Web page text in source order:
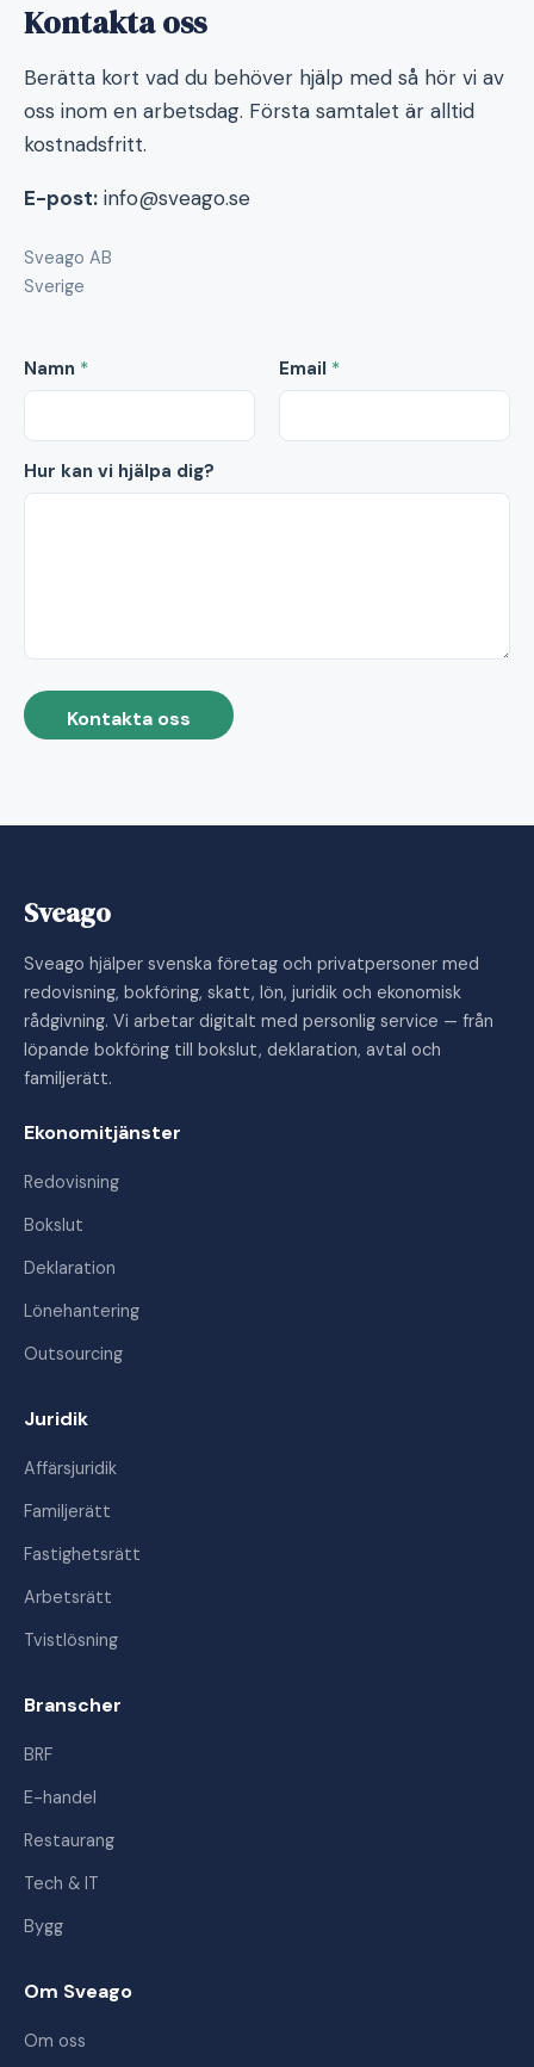
Kontakta oss
Berätta kort vad du behöver hjälp med så hör vi av
oss inom en arbetsdag. Första samtalet är alltid
kostnadsfritt.
E-post: info@sveago.se
Sveago AB
Sverige
Namn * Email *
Hur kan vi hjälpa dig?
Kontakta oss
Sveago
Sveago hjälper svenska företag och privatpersoner med
redovisning, bokföring, skatt, lön, juridik och ekonomisk
rådgivning. Vi arbetar digitalt med personlig service — från
löpande bokföring till bokslut, deklaration, avtal och
familjerätt.
Ekonomitjänster
Redovisning
Bokslut
Deklaration
Lönehantering
Outsourcing
Juridik
Affärsjuridik
Familjerätt
Fastighetsrätt
Arbetsrätt
Tvistlösning
Branscher
BRF
E-handel
Restaurang
Tech & IT
Bygg
Om Sveago
Om oss